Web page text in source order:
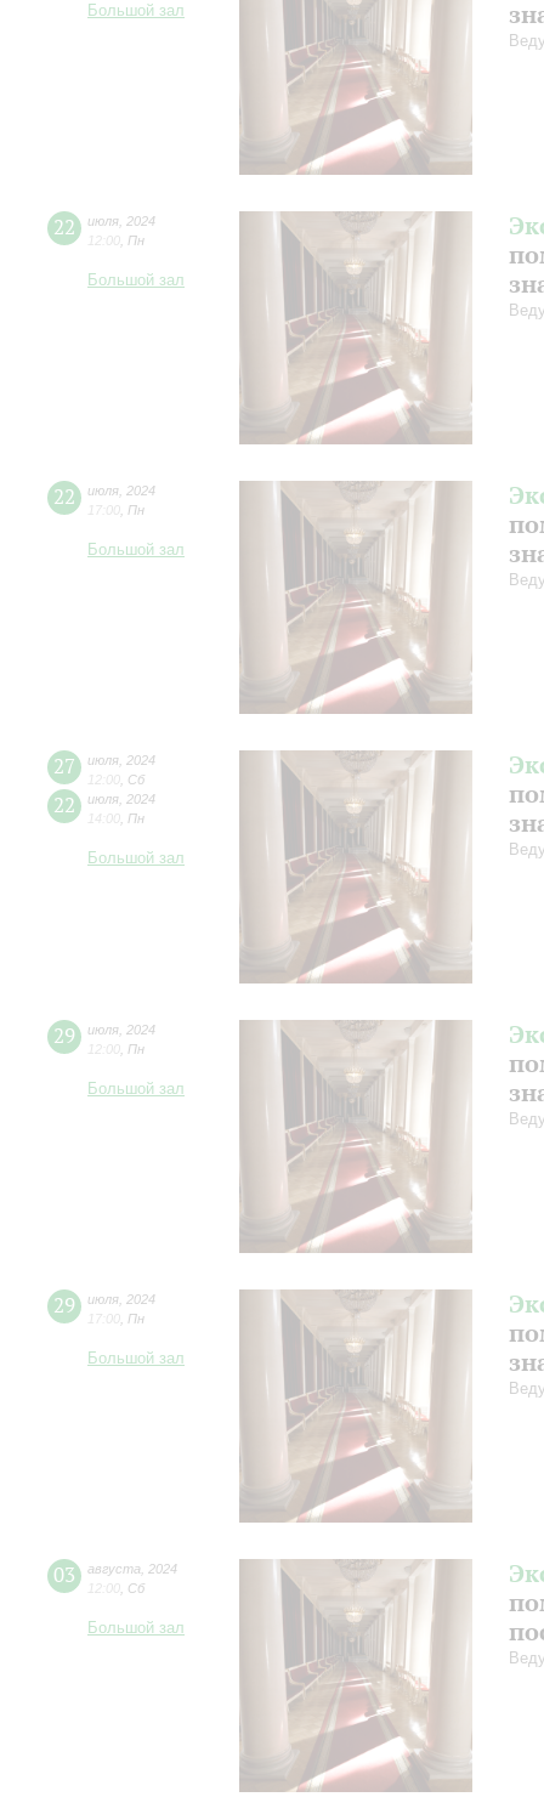
Большой зал
22 июля 2024
12:00 Пн
Большой зал
22 июля 2024
17:00 Пн
Большой зал
27 июля 2024
12:00 Сб
22 июля 2024
14:00 Пн
Большой зал
29 июля 2024
12:00 Пн
Большой зал
29 июля 2024
17:00 Пн
Большой зал
03 августа
2024
12:00 Сб
Большой зал